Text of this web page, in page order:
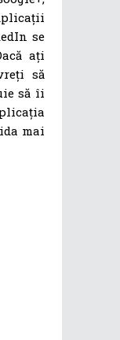
se
ați
să
să îi
mai